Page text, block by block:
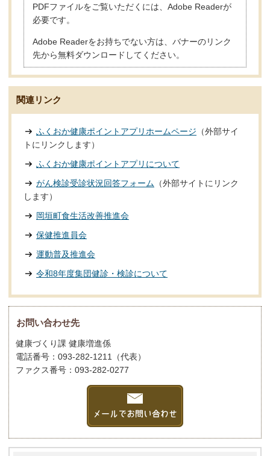
PDFファイルをご覧いただくには、Adobe Readerが
必要です。
Adobe Readerをお持ちでない方は、バナーのリンク
先から無料ダウンロードしてください。
関連リンク
ふくおか健康ポイントアプリホームページ （外部サイ
トにリンクします）
ふくおか健康ポイントアプリについて
がん検診受診状況回答フォーム （外部サイトにリンク
します）
岡垣町食生活改善推進会
保健推進員会
運動普及推進会
令和8年度集団健診・検診について
お問い合わせ先
健康づくり課 健康増進係
電話番号：093-282-1211（代表）
ファクス番号：093-282-0277